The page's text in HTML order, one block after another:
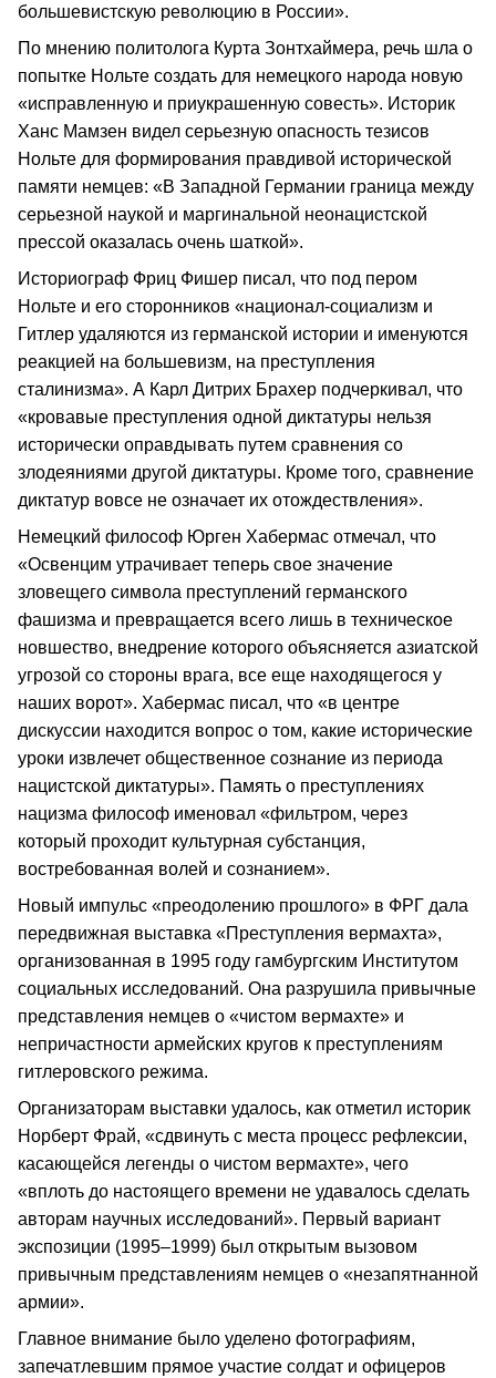
большевистскую революцию в России».
По мнению политолога Курта Зонтхаймера, речь шла о
попытке Нольте создать для немецкого народа новую
«исправленную и приукрашенную совесть». Историк
Ханс Мамзен видел серьезную опасность тезисов
Нольте для формирования правдивой исторической
памяти немцев: «В Западной Германии граница между
серьезной наукой и маргинальной неонацистской
прессой оказалась очень шаткой».
Историограф Фриц Фишер писал, что под пером
Нольте и его сторонников «национал-социализм и
Гитлер удаляются из германской истории и именуются
реакцией на большевизм, на преступления
сталинизма». А Карл Дитрих Брахер подчеркивал, что
«кровавые преступления одной диктатуры нельзя
исторически оправдывать путем сравнения со
злодеяниями другой диктатуры. Кроме того, сравнение
диктатур вовсе не означает их отождествления».
Немецкий философ Юрген Хабермас отмечал, что
«Освенцим утрачивает теперь свое значение
зловещего символа преступлений германского
фашизма и превращается всего лишь в техническое
новшество, внедрение которого объясняется азиатской
угрозой со стороны врага, все еще находящегося у
наших ворот». Хабермас писал, что «в центре
дискуссии находится вопрос о том, какие исторические
уроки извлечет общественное сознание из периода
нацистской диктатуры». Память о преступлениях
нацизма философ именовал «фильтром, через
который проходит культурная субстанция,
востребованная волей и сознанием».
Новый импульс «преодолению прошлого» в ФРГ дала
передвижная выставка «Преступления вермахта»,
организованная в 1995 году гамбургским Институтом
социальных исследований. Она разрушила привычные
представления немцев о «чистом вермахте» и
непричастности армейских кругов к преступлениям
гитлеровского режима.
Организаторам выставки удалось, как отметил историк
Норберт Фрай, «сдвинуть с места процесс рефлексии,
касающейся легенды о чистом вермахте», чего
«вплоть до настоящего времени не удавалось сделать
авторам научных исследований». Первый вариант
экспозиции (1995–1999) был открытым вызовом
привычным представлениям немцев о «незапятнанной
армии».
Главное внимание было уделено фотографиям,
запечатлевшим прямое участие солдат и офицеров